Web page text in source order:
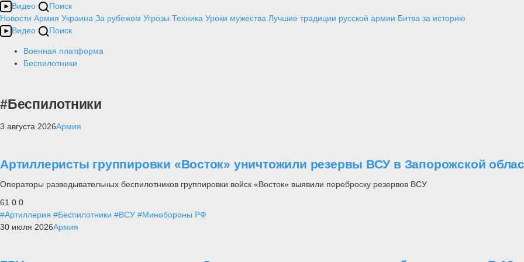
Видео
Поиск
Новости Армия Украина За рубежом Угрозы Техника Уроки мужества Лучшие традиции русской армии Битва за историю
Видео
Поиск
Военная платформа
Беспилотники
#Беспилотники
3 августа 2026Армия
Артиллеристы группировки «Восток» уничтожили резервы ВСУ в Запорожской
Операторы разведывательных беспилотников группировки войск «Восток» выявили переброску резервов ВСУ
61 0 0
#Артиллерия #Беспилотники #ВСУ #Минобороны РФ
30 июля 2026Армия